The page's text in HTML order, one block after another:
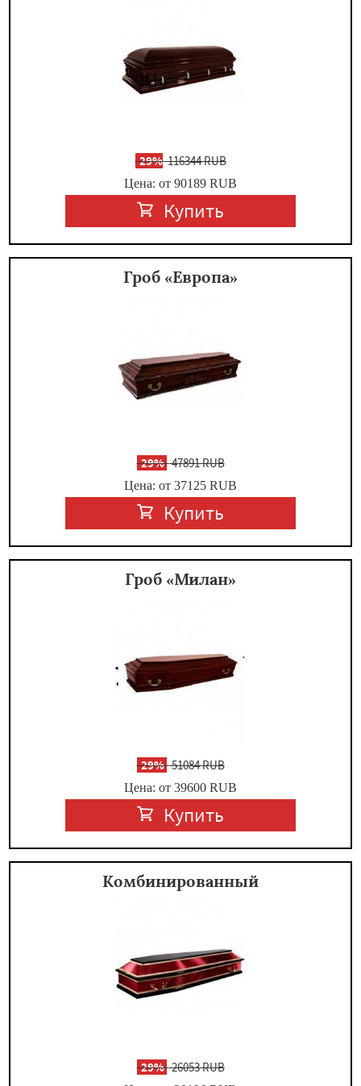
-29%116344 RUB
Цена: от 90189 RUB
Купить
Гроб «Европа»
-29%47891 RUB
Цена: от 37125 RUB
Купить
Гроб «Милан»
-29%51084 RUB
Цена: от 39600 RUB
Купить
Комбинированный
-29%26053 RUB